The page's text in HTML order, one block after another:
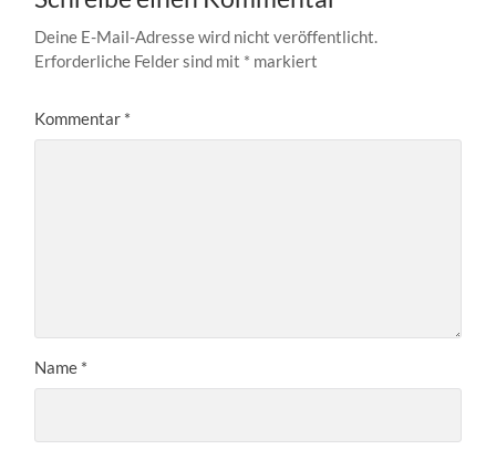
Deine E-Mail-Adresse wird nicht veröffentlicht.
Erforderliche Felder sind mit * markiert
Kommentar *
Name *